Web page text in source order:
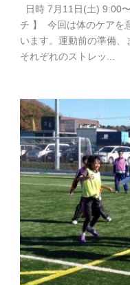
日時 7月11日(土) 9:00
チ 】 今回は体のケアを
います。運動前の準備
それぞれのストレッ...